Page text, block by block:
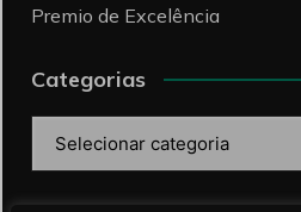
Premio de Excelência
Categorias